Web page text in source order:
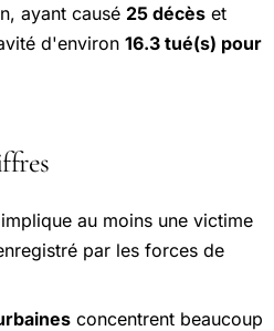
ayant causé 25 décès et
d'environ 16.3 tué(s) pour
implique au moins une victime
par les forces de
concentrent beaucoup